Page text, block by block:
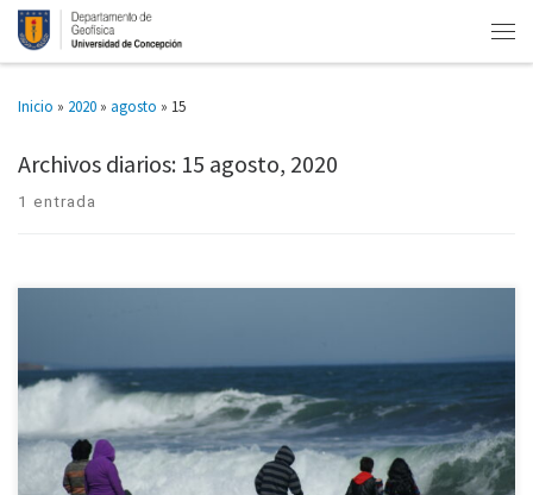
Inicio » 2020 » agosto » 15
Archivos diarios: 15 agosto, 2020
1 entrada
Investigación en que participa científico de Geofísica de la U. de
Concepción Cuando en diciembre se realizó la búsqueda del avión C-130
Hércules de la Fuerza Aérea, que cayó tras […]